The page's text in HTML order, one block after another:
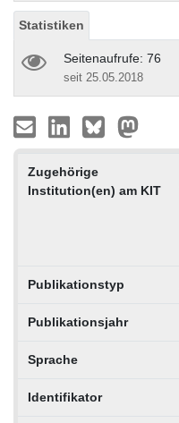
Statistiken
Seitenaufrufe: 76
seit 25.05.2018
Zugehörige
Institution(en) am KIT
Publikationstyp
Publikationsjahr
Sprache
Identifikator